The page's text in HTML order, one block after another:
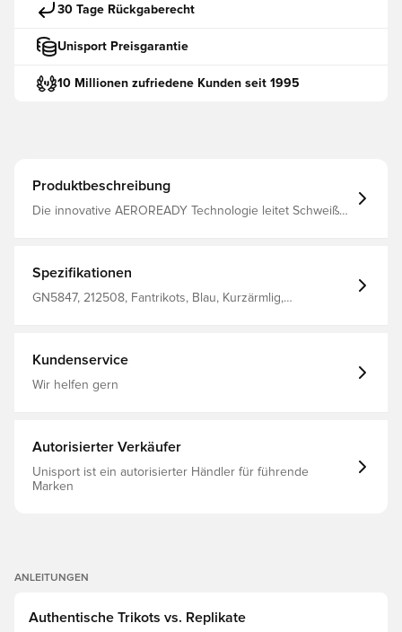
30 Tage Rückgaberecht
Unisport Preisgarantie
10 Millionen zufriedene Kunden seit 1995
Produktbeschreibung
Die innovative AEROREADY Technologie leitet Schweiß
mindestens 40% wiederverwendet wurden Normale
Spezifikationen
GN5847, 212508, Fantrikots, Blau, Kurzärmlig,
Kundenservice
Wir helfen gern
Autorisierter Verkäufer
Unisport ist ein autorisierter Händler für führende
Marken
ANLEITUNGEN
Authentische Trikots vs. Replikate